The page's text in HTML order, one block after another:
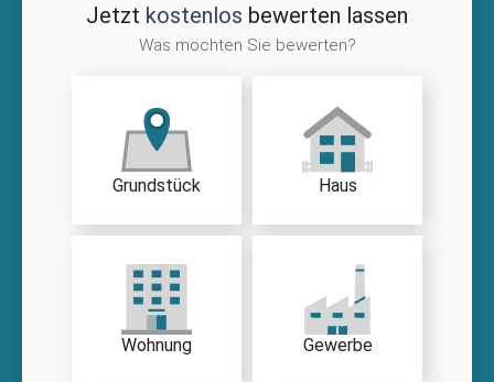
Jetzt kostenlos bewerten lassen
Was möchten Sie bewerten?
Grundstück Haus
Wohnung Gewerbe